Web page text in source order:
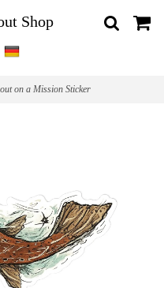
Shop
on a Mission Sticker